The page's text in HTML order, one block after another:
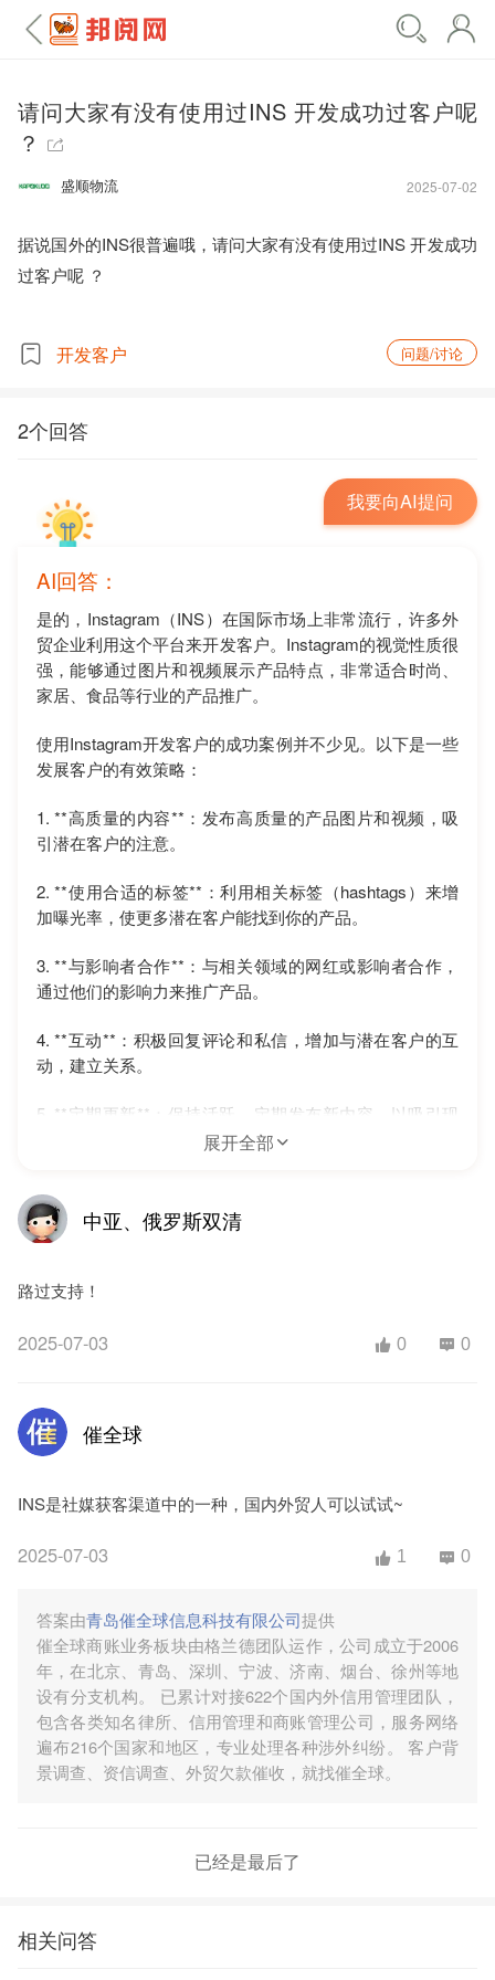
请问大家有没有使用过INS 开发成功过客户呢
？
盛顺物流 2025-07-02
据说国外的INS很普遍哦，请问大家有没有使用过INS 开发成功
过客户呢 ？
开发客户 问题/讨论
2个回答
我要向AI提问
AI回答：
是的，Instagram（INS）在国际市场上非常流行，许多外
贸企业利用这个平台来开发客户。Instagram的视觉性质很
强，能够通过图片和视频展示产品特点，非常适合时尚、
家居、食品等行业的产品推广。
使用Instagram开发客户的成功案例并不少见。以下是一些
发展客户的有效策略：
1. **高质量的内容**：发布高质量的产品图片和视频，吸
引潜在客户的注意。
2. **使用合适的标签**：利用相关标签（hashtags）来增
加曝光率，使更多潜在客户能找到你的产品。
3. **与影响者合作**：与相关领域的网红或影响者合作，
通过他们的影响力来推广产品。
4. **互动**：积极回复评论和私信，增加与潜在客户的互
动，建立关系。
5. **定期更新**：保持活跃，定期发布新内容，以吸引现
标受众，提高潜在客户的转化率。
成功开发了客户。你可以根据自己的产品和市场特点，制
2025-07-02
展开全部
中亚、俄罗斯双清专线
路过支持！
2025-07-03 0
0
催全球
INS是社媒获客渠道中的一种，国内外贸人可以试试~
2025-07-03 0
1
答案由青岛催全球信息科技有限公司提供
催全球商账业务板块由格兰德团队运作，公司成立于2006
年，在北京、青岛、深圳、宁波、济南、烟台、徐州等地
设有分支机构。 已累计对接622个国内外信用管理团队，
包含各类知名律所、信用管理和商账管理公司，服务网络
遍布216个国家和地区，专业处理各种涉外纠纷。 客户背
景调查、资信调查、外贸欠款催收，就找催全球。
已经是最后了
相关问答